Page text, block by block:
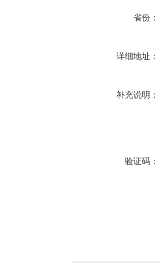
省份：
详细地址：
补充说明：
验证码：